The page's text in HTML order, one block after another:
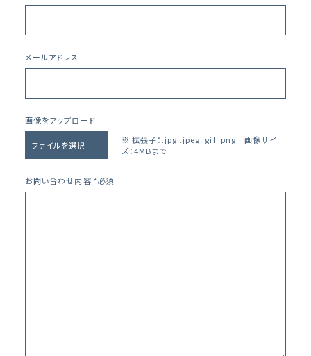
メールアドレス
画像をアップロード
ファイルを選択
※ 拡張子：.jpg .jpeg .gif .png 画像サイ
ズ：4MBまで
お問い合わせ内容 *必須